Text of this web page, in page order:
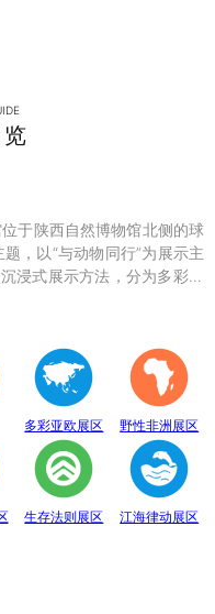
，以“与动物同行”为展示主
浸式展示方法，分为多彩亚
秘澳洲、生存法则、江海律
10个展示体验区，共展出七
多彩亚欧展区 野性非洲展区
生存法则展区 江海律动展区